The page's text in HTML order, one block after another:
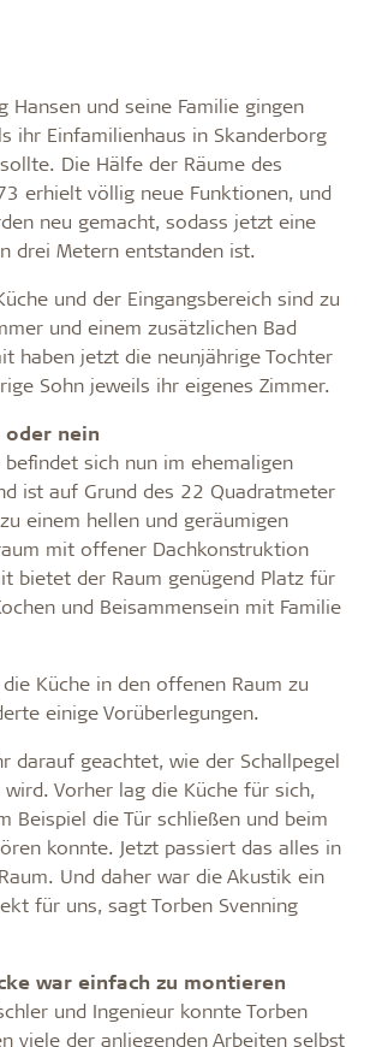
Hansen und seine Familie gingen
ihr Einfamilienhaus in Skanderborg
Die Hälfe der Räume des
erhielt völlig neue Funktionen, und
neu gemacht, sodass jetzt eine
drei Metern entstanden ist.
und der Eingangsbereich sind zu
und einem zusätzlichen Bad
haben jetzt die neunjährige Tochter
Sohn jeweils ihr eigenes Zimmer.
oder nein
befindet sich nun im ehemaligen
ist auf Grund des 22 Quadratmeter
einem hellen und geräumigen
mit offener Dachkonstruktion
bietet der Raum genügend Platz für
und Beisammensein mit Familie
Küche in den offenen Raum zu
einige Vorüberlegungen.
darauf geachtet, wie der Schallpegel
wird. Vorher lag die Küche für sich,
Beispiel die Tür schließen und beim
konnte. Jetzt passiert das alles in
Und daher war die Akustik ein
für uns, sagt Torben Svenning
war einfach zu montieren
und Ingenieur konnte Torben
viele der anliegenden Arbeiten selbst